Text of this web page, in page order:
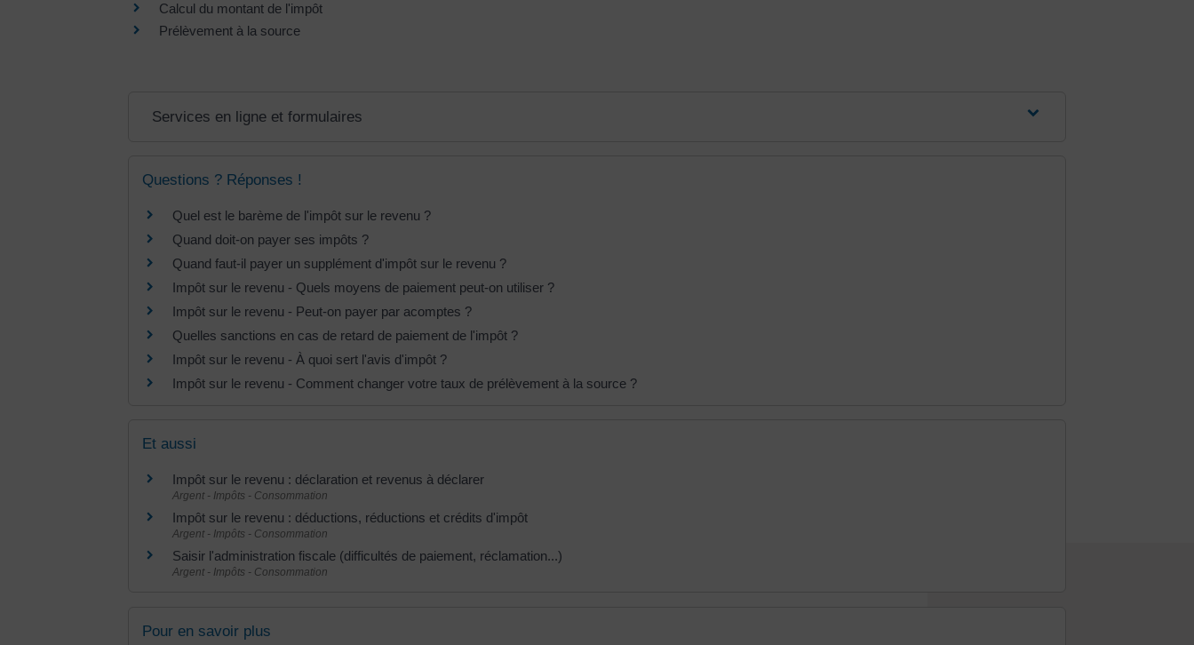
Calcul du montant de l'impôt
Prélèvement à la source
Services en ligne et formulaires
Questions ? Réponses !
Quel est le barème de l'impôt sur le revenu ?
Quand doit-on payer ses impôts ?
Quand faut-il payer un supplément d'impôt sur le revenu ?
Impôt sur le revenu - Quels moyens de paiement peut-on utiliser ?
Impôt sur le revenu - Peut-on payer par acomptes ?
Quelles sanctions en cas de retard de paiement de l'impôt ?
Impôt sur le revenu - À quoi sert l'avis d'impôt ?
Impôt sur le revenu - Comment changer votre taux de prélèvement à la source ?
Et aussi
Impôt sur le revenu : déclaration et revenus à déclarer
Argent - Impôts - Consommation
Impôt sur le revenu : déductions, réductions et crédits d'impôt
Argent - Impôts - Consommation
Saisir l'administration fiscale (difficultés de paiement, réclamation...)
Argent - Impôts - Consommation
Pour en savoir plus